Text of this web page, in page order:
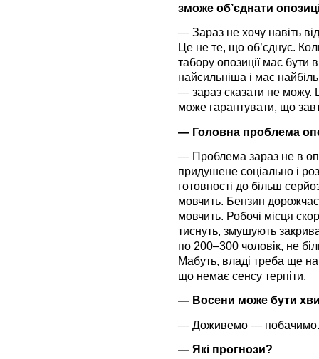
зможе об’єднати
— Зараз не хочу навіть
Це не те, що об’єднує.
табору опозиції має бути
найсильніша і має
— зараз сказати не можу.
може гарантувати, що
— Головна проблема
— Проблема зараз не в
придушене соціально і
готовності до більш
мовчить. Бензин
мовчить. Робочі місця
тиснуть, змушують
по 200–300 чоловік, не
Мабуть, владі треба ще
що немає сенсу терпіти.
— Восени може бути
— Доживемо — побачимо.
— Які прогнози?